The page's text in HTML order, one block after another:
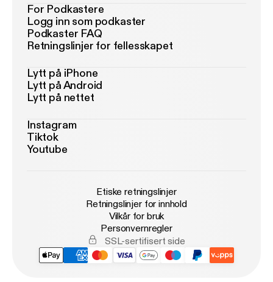
For Podkastere
Logg inn som podkaster
Podkaster FAQ
Retningslinjer for fellesskapet
Lytt på iPhone
Lytt på Android
Lytt på nettet
Instagram
Tiktok
Youtube
Etiske retningslinjer
Retningslinjer for innhold
Vilkår for bruk
Personvernregler
SSL-sertifisert side